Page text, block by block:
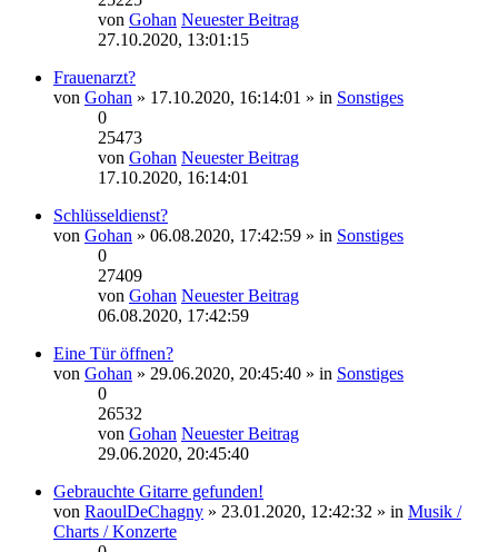
von Gohan Neuester Beitrag
27.10.2020, 13:01:15
Frauenarzt?
von Gohan » 17.10.2020, 16:14:01 » in Sonstiges
0
25473
von Gohan Neuester Beitrag
17.10.2020, 16:14:01
Schlüsseldienst?
von Gohan » 06.08.2020, 17:42:59 » in Sonstiges
0
27409
von Gohan Neuester Beitrag
06.08.2020, 17:42:59
Eine Tür öffnen?
von Gohan » 29.06.2020, 20:45:40 » in Sonstiges
0
26532
von Gohan Neuester Beitrag
29.06.2020, 20:45:40
Gebrauchte Gitarre gefunden!
von RaoulDeChagny » 23.01.2020, 12:42:32 » in Musik /
Charts / Konzerte